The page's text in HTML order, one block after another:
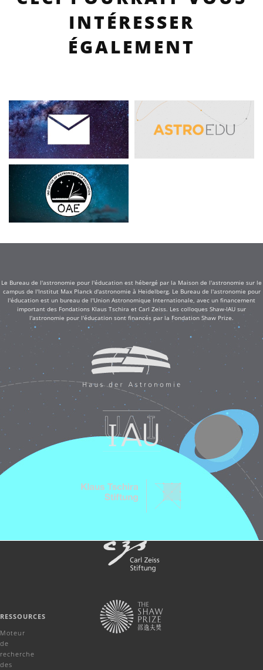
INTÉRESSER
ÉGALEMENT
Le Bureau de l'astronomie pour l'éducation est hébergé par la Maison de l'astronomie sur le
campus de l'Institut Max Planck d'astronomie à Heidelberg. Le Bureau de l'astronomie pour
l'éducation est un bureau de l'Union Astronomique Internationale, avec un financement
important des Fondations Klaus Tschira et Carl Zeiss. Les colloques Shaw-IAU sur
l'astronomie pour l'éducation sont financés par la Fondation Shaw Prize.
RESSOURCES
Moteur
de
recherche
des